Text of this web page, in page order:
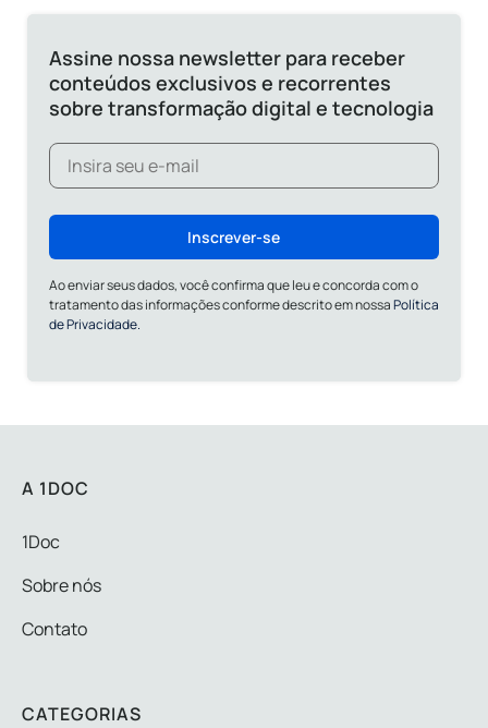
Assine nossa newsletter para receber
conteúdos exclusivos e recorrentes
sobre transformação digital e tecnologia
Inscrever-se
Ao enviar seus dados, você confirma que leu e concorda com o
tratamento das informações conforme descrito em nossaPolítica
de Privacidade.
A 1DOC
1Doc
Sobre nós
Contato
CATEGORIAS